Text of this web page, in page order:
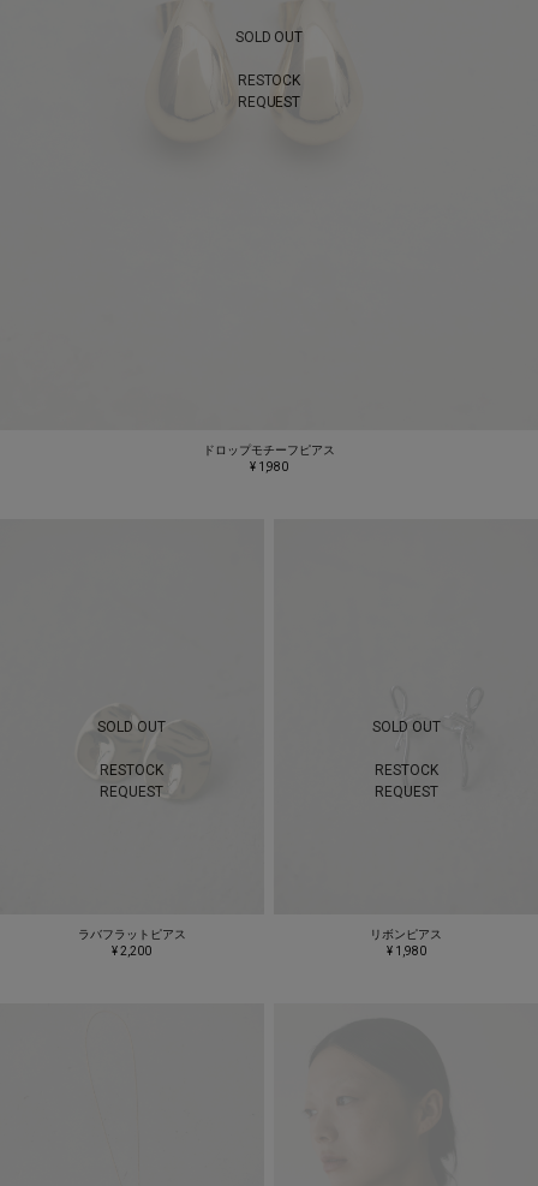
SOLD OUT
RESTOCK
REQUEST
ドロップモチーフピアス
¥ 1,980
SOLD OUT
RESTOCK
REQUEST
ラバフラットピアス
¥ 2,200
SOLD OUT
RESTOCK
REQUEST
リボンピアス
¥ 1,980